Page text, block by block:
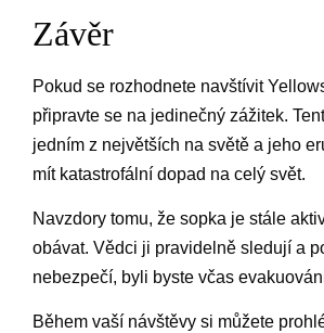
Závěr
Pokud se rozhodnete navštívit
připravte se na jedinečný zážitek.
jedním z největších na světě a jeho
mít katastrofální dopad na celý svět.
Navzdory tomu, že sopka je stále
obávat. Vědci ji pravidelně sledují a
nebezpečí, byli byste včas
Během vaší návštěvy si můžete